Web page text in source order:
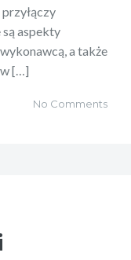
aspekty
a także
[…]
No Comments